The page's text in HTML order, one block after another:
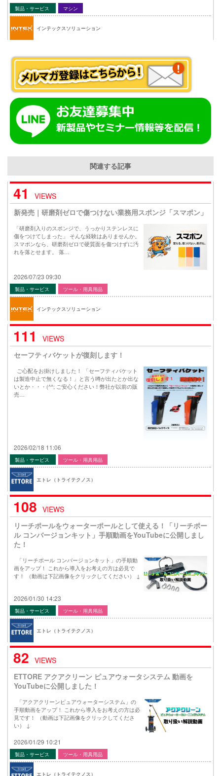
製品・サービス マシン
インテックスソリューション
関連する記事
41
VIEWS
新発売｜研磨剤ゼロで傷つけない業務用スポンジ「スマポン」
「研磨剤入りのスポンジで、うっかりステンレスに
傷をつけてしまった」 そんな経験はありませんか。
スマポンなら、研磨剤ゼロで硬質面を傷つけずに汚
れを落とせます。 落…
2026/07/23 09:30
製品・サービス ツール・用具用品
インテックスソリューション
111
VIEWS
セーフティバケットが復刻します！
ご心配をお掛けしました！ 「セーフティバケット
は製造中止で無くなる！」と言う噂が出たとか出な
いとか・・・(^^; ご安心ください！弊社が以前の販
売…
2026/02/18 11:06
製品・サービス ツール・用具用品
エトレ（トライテクノス）
108 VIEWS
リーチポールをウォーターポールとして使える！「リーチポー
ル コンバージョンキット」手順動画をYouTubeに公開しまし
た！
「リーチポール コンバージョンキット」の手順動
画をアップ！ これから導入をお考えの方は必見で
す！ （動画は下記画像をクリックしてください） ↓
2026/01/30 14:23
製品・サービス ツール・用具用品
エトレ（トライテクノス）
82 VIEWS
ETTORE アクアクリーン ピュアウォータシステム 動画を
YouTubeに公開しました！
「アクアクリーンピュアウォーターシステム」の
手順動画をアップ！ これから導入をお考えの方は必
見です！ （動画は下記画像をクリックしてくださ
い） ↓
2026/01/29 10:21
製品・サービス ツール・用具用品
エトレ（トライテクノス）